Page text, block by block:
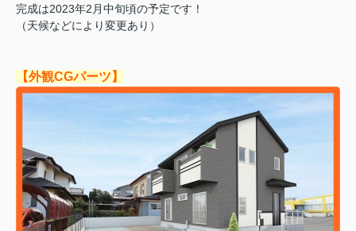
完成は2023年2月中旬頃の予定です！
（天候などにより変更あり）
【外観CGパーツ】